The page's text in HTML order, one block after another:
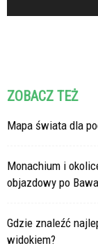
ZOBACZ TEŻ
Mapa świata dla
Monachium i
objazdowy po
Gdzie znaleźć
widokiem?